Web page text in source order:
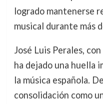
logrado mantenerse
musical durante más
José Luis Perales,
ha dejado una huella
la música española.
consolidación como